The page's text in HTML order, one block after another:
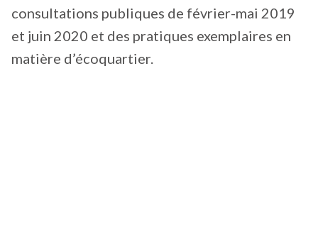
consultations publiques de février-mai 2019
et juin 2020 et des pratiques exemplaires en
matière d’écoquartier.